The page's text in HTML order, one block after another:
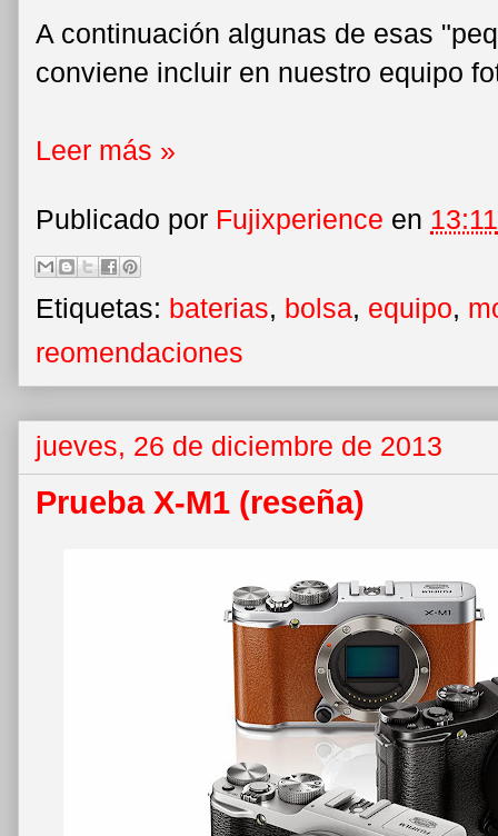
A continuación algunas de esas
conviene incluir en nuestro equipo
Leer más »
Publicado por Fujixperience en 13:11
Etiquetas: baterias, bolsa, equipo,
reomendaciones
jueves, 26 de diciembre de 2013
Prueba X-M1 (reseña)